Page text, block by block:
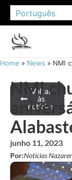
Português
Home » News » NMI
Voltar
às
notícias
NMI
junho 11, 2023
Por:Notícias